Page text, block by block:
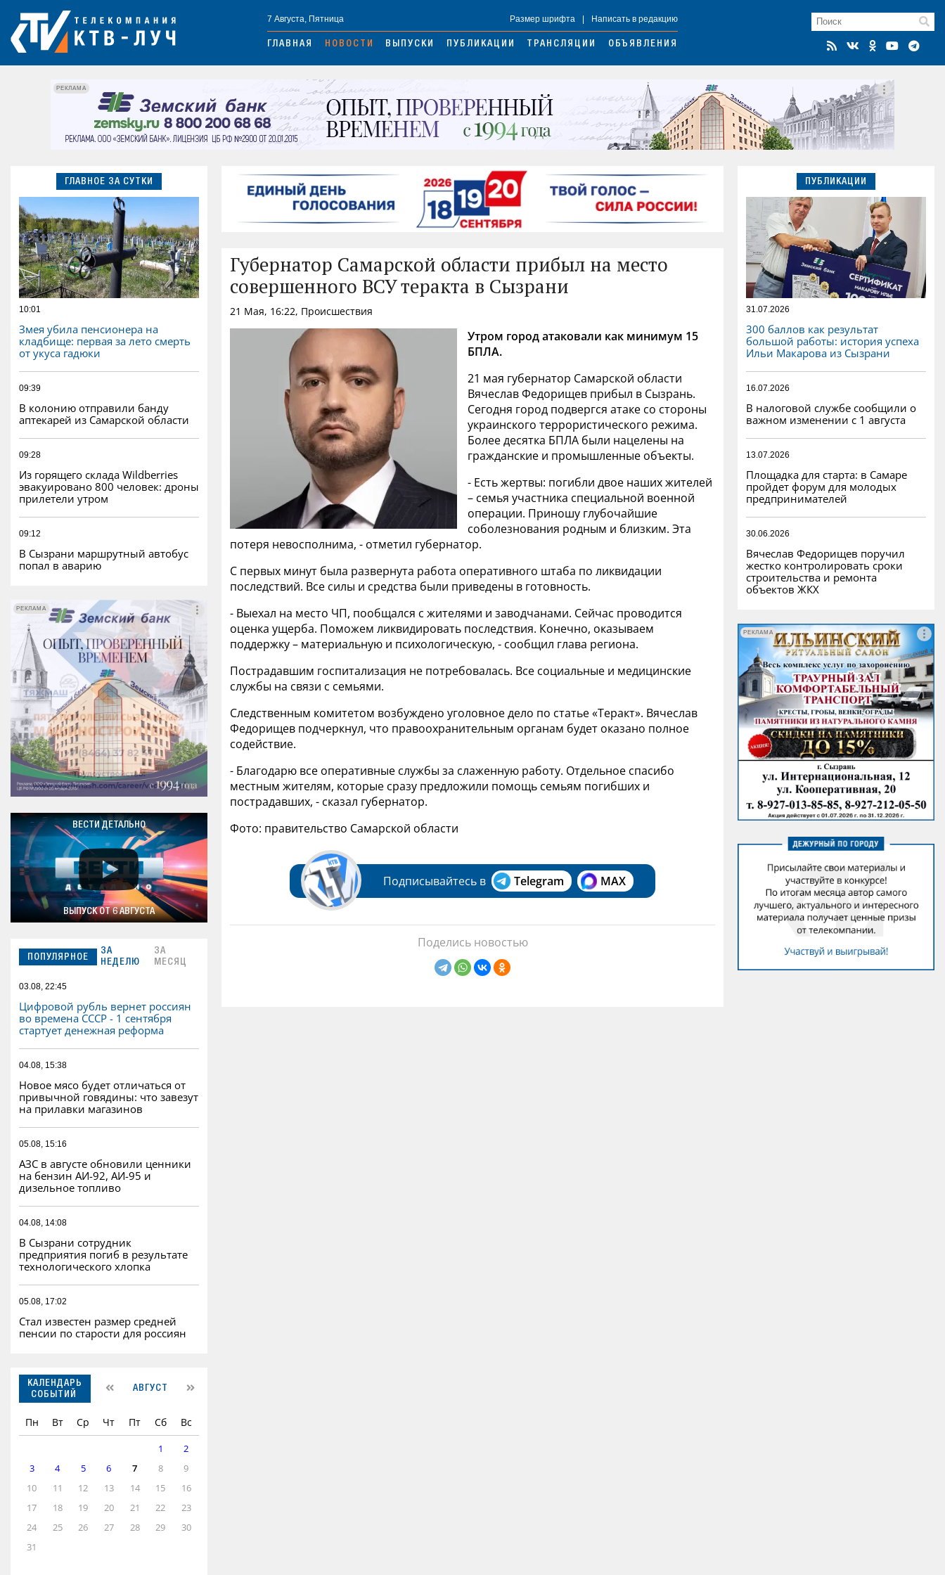
7 Августа, Пятница Размер шрифта Написать в редакцию
ГЛАВНАЯ НОВОСТИ ВЫПУСКИ ПУБЛИКАЦИИ ТРАНСЛЯЦИИ ОБЪЯВЛЕНИЯ
РЕКЛАМА
ГЛАВНОЕ ЗА СУТКИ
10:01
Змея убила пенсионера на
кладбище: первая за лето смерть
от укуса гадюки
09:39
В колонию отправили банду
аптекарей из Самарской области
09:28
Из горящего склада Wildberries
эвакуировано 800 человек: дроны
прилетели утром
09:12
В Сызрани маршрутный автобус
попал в аварию
РЕКЛАМА
РЕКЛАМА
ВЕСТИ ДЕТАЛЬНО
ВЫПУСК ОТ 6 АВГУСТА
ПОПУЛЯРНОЕ
ЗА
НЕДЕЛЮ
ЗА
МЕСЯЦ
03.08, 22:45
Цифровой рубль вернет россиян
во времена СССР - 1 сентября
стартует денежная реформа
04.08, 15:38
Новое мясо будет отличаться от
привычной говядины: что завезут
на прилавки магазинов
05.08, 15:16
АЗС в августе обновили ценники
на бензин АИ-92, АИ-95 и
дизельное топливо
04.08, 14:08
В Сызрани сотрудник
предприятия погиб в результате
технологического хлопка
05.08, 17:02
Стал известен размер средней
пенсии по старости для россиян
КАЛЕНДАРЬ
СОБЫТИЙ
АВГУСТ
Пн Вт Ср Чт Пт Сб Вс
1
2
3
4 5 6 7 8
9
10
11 12 13 14 15
16
17
18 19 20 21 22
23
24
25 26 27 28 29
30
31
Губернатор Самарской области прибыл на место
совершенного ВСУ теракта в Сызрани
21 Мая, 16:22, Происшествия
Утром город атаковали как минимум 15
БПЛА.
21 мая губернатор Самарской области
Вячеслав Федорищев прибыл в Сызрань.
Сегодня город подвергся атаке со стороны
украинского террористического режима.
Более десятка БПЛА были нацелены на
гражданские и промышленные объекты.
- Есть жертвы: погибли двое наших жителей
– семья участника специальной военной
операции. Приношу глубочайшие
соболезнования родным и близким. Эта
потеря невосполнима, - отметил губернатор.
С первых минут была развернута работа оперативного штаба по ликвидации
последствий. Все силы и средства были приведены в готовность.
- Выехал на место ЧП, пообщался с жителями и заводчанами. Сейчас проводится
оценка ущерба. Поможем ликвидировать последствия. Конечно, оказываем
поддержку – материальную и психологическую, - сообщил глава региона.
Пострадавшим госпитализация не потребовалась. Все социальные и медицинские
службы на связи с семьями.
Следственным комитетом возбуждено уголовное дело по статье «Теракт». Вячеслав
Федорищев подчеркнул, что правоохранительным органам будет оказано полное
содействие.
- Благодарю все оперативные службы за слаженную работу. Отдельное спасибо
местным жителям, которые сразу предложили помощь семьям погибших и
пострадавших, - сказал губернатор.
Фото: правительство Самарской области
Подписывайтесь в Telegram MAX
Поделись новостью
ПУБЛИКАЦИИ
31.07.2026
300 баллов как результат
большой работы: история успеха
Ильи Макарова из Сызрани
16.07.2026
В налоговой службе сообщили о
важном изменении с 1 августа
13.07.2026
Площадка для старта: в Самаре
пройдет форум для молодых
предпринимателей
30.06.2026
Вячеслав Федорищев поручил
жестко контролировать сроки
строительства и ремонта
объектов ЖКХ
РЕКЛАМА